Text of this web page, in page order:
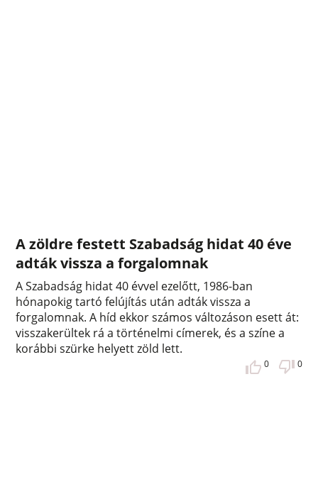
A zöldre festett Szabadság hidat 40 éve
adták vissza a forgalomnak
A Szabadság hidat 40 évvel ezelőtt, 1986-ban
hónapokig tartó felújítás után adták vissza a
forgalomnak. A híd ekkor számos változáson esett át:
visszakerültek rá a történelmi címerek, és a színe a
korábbi szürke helyett zöld lett.
0 0